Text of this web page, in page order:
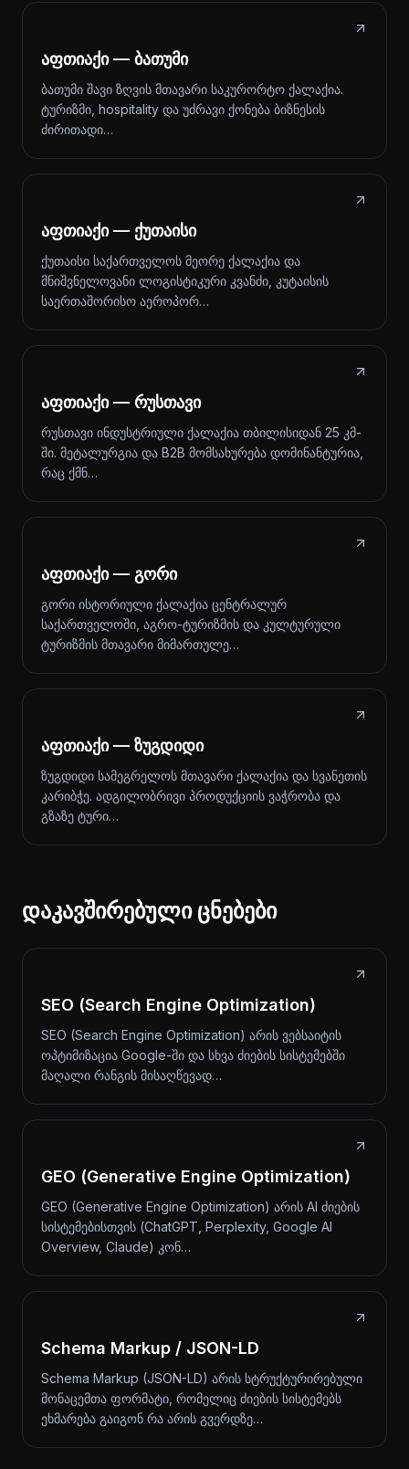
აფთიაქი — ბათუმი
ბათუმი შავი ზღვის მთავარი საკურორტო ქალაქია.
ტურიზმი, hospitality და უძრავი ქონება ბიზნესის
ძირითადი…
აფთიაქი — ქუთაისი
ქუთაისი საქართველოს მეორე ქალაქია და
მნიშვნელოვანი ლოგისტიკური კვანძი, კუტაისის
საერთაშორისო აეროპორ…
აფთიაქი — რუსთავი
რუსთავი ინდუსტრიული ქალაქია თბილისიდან 25 კმ-
ში. მეტალურგია და B2B მომსახურება დომინანტურია,
რაც ქმნ…
აფთიაქი — გორი
გორი ისტორიული ქალაქია ცენტრალურ
საქართველოში, აგრო-ტურიზმის და კულტურული
ტურიზმის მთავარი მიმართულე…
აფთიაქი — ზუგდიდი
ზუგდიდი სამეგრელოს მთავარი ქალაქია და სვანეთის
კარიბჭე. ადგილობრივი პროდუქციის ვაჭრობა და
გზაზე ტური…
დაკავშირებული ცნებები
SEO (Search Engine Optimization)
SEO (Search Engine Optimization) არის ვებსაიტის
ოპტიმიზაცია Google-ში და სხვა ძიების სისტემებში
მაღალი რანგის მისაღწევად…
GEO (Generative Engine Optimization)
GEO (Generative Engine Optimization) არის AI ძიების
სისტემებისთვის (ChatGPT, Perplexity, Google AI
Overview, Claude) კონ…
Schema Markup / JSON-LD
Schema Markup (JSON-LD) არის სტრუქტურირებული
მონაცემთა ფორმატი, რომელიც ძიების სისტემებს
ეხმარება გაიგონ რა არის გვერდზე…